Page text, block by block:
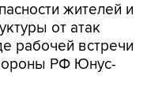
жителей и
от атак
рабочей встречи
РФ Юнус-